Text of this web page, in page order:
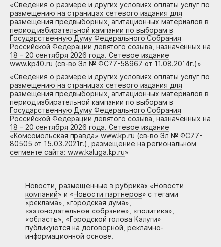
«Сведения о размере и других условиях оплаты услуг по
размещению на страницах сетевого издания для
размещения предвыборных, агитационных материалов в
период избирательной кампании по выборам в
Государственную Думу Федерального Собрания
Российской Федерации девятого созыва, назначенных на
18 – 20 сентября 2026 года. Сетевое издание
www.kp40.ru (св-во Эл № ФС77-58967 от 11.08.2014г.)»
«Сведения о размере и других условиях оплаты услуг по
размещению на страницах сетевого издания для
размещения предвыборных, агитационных материалов в
период избирательной кампании по выборам в
Государственную Думу Федерального Собрания
Российской Федерации девятого созыва, назначенных на
18 – 20 сентября 2026 года. Сетевое издание
«Комсомольская правда» www.kp.ru (св-во Эл № ФС77-
80505 от 15.03.2021г.), размещение на региональном
сегменте сайта: www.kaluga.kp.ru»
Новости, размещенные в рубриках «Новости
компаний» и «Новости партнеров» с тегами
«реклама», «городская дума»,
«законодательное собрание», «политика»,
«область», «Городской голова Калуги»
публикуются на договорной, рекламно-
информационной основе.